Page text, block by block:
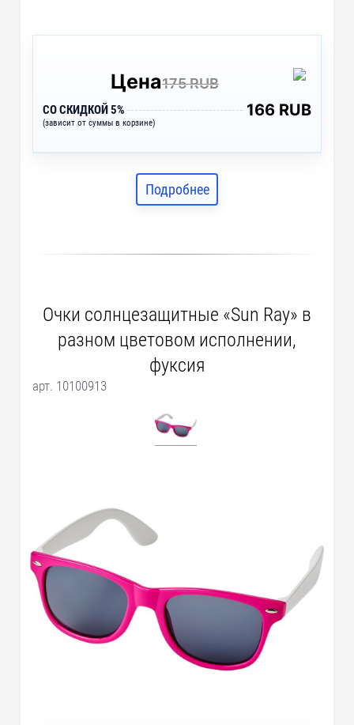
Цена175 RUB
СО СКИДКОЙ 5%
(зависит от суммы в корзине)
166 RUB
Подробнее
Очки солнцезащитные «Sun Ray» в
разном цветовом исполнении,
фуксия
арт. 10100913